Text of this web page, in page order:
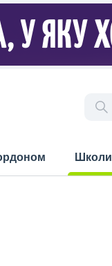
Школи